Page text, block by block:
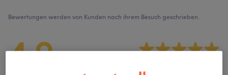
Bewertungen werden von Kunden nach ihrem Besuch geschrieben.
4,9